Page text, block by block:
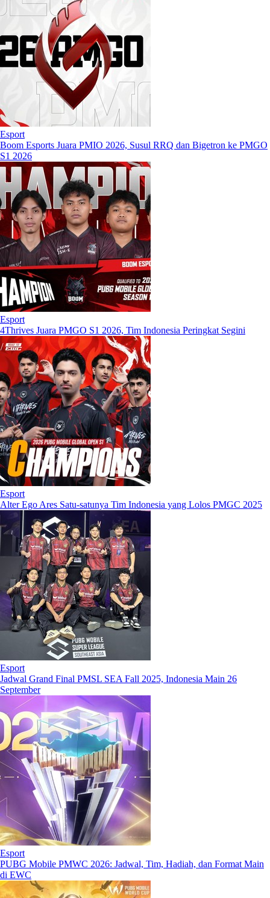
Esport
Boom Esports Juara PMIO 2026, Susul RRQ dan Bigetron ke PMGO
S1 2026
Esport
4Thrives Juara PMGO S1 2026, Tim Indonesia Peringkat Segini
Esport
Alter Ego Ares Satu-satunya Tim Indonesia yang Lolos PMGC 2025
Esport
Jadwal Grand Final PMSL SEA Fall 2025, Indonesia Main 26
September
Esport
PUBG Mobile PMWC 2026: Jadwal, Tim, Hadiah, dan Format Main
di EWC